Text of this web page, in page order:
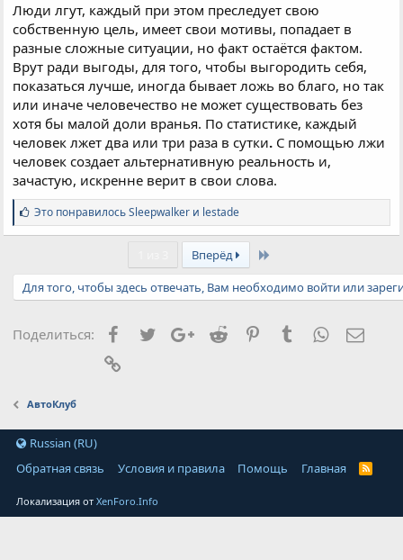
Люди лгут, каждый при этом преследует свою
собственную цель, имеет свои мотивы, попадает в
разные сложные ситуации, но факт остаётся фактом.
Врут ради выгоды, для того, чтобы выгородить себя,
показаться лучше, иногда бывает ложь во благо, но так
или иначе человечество не может существовать без
хотя бы малой доли вранья. По статистике, каждый
человек лжет два или три раза в сутки. С помощью лжи
человек создает альтернативную реальность и,
зачастую, искренне верит в свои слова.
С
и
м
т
и
Это понравилосьSleepwalker и lestade
Вперёд Last
Для того, чтобы здесь отвечать, Вам необходимо войти или
Поделиться: Facebook
TwitterGoogle+
Reddit PinterestTumblrWhatsApp
АвтоКлуб
Russian (RU)
Обратная связь
Условия и правила Помощь Главная
Локализация отXenForo.Info